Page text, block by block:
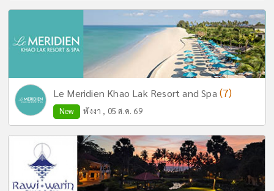
Le Meridien Khao Lak Resort and Spa (7)
New พังงา , 05 ส.ค. 69